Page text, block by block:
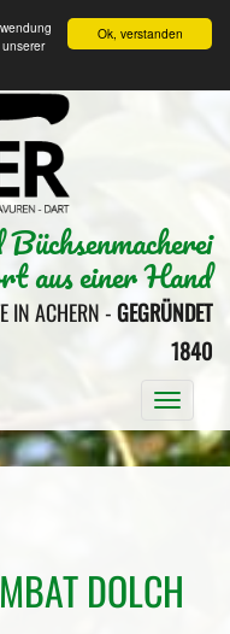
Ok, verstanden
aus einer Hand
IN ACHERN -GEGRÜNDET
1840
Toggle
DOLCH